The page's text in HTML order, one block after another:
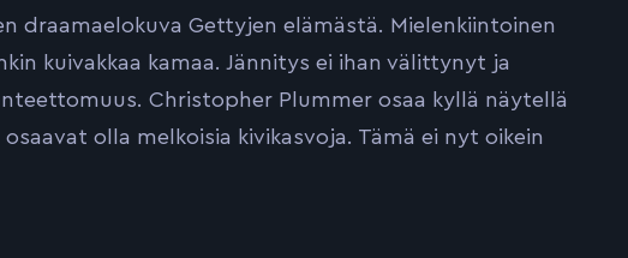
draamaelokuva Gettyjen elämästä. Mielenkiintoinen
kuivakkaa kamaa. Jännitys ei ihan välittynyt ja
Christopher Plummer osaa kyllä näytellä
olla melkoisia kivikasvoja. Tämä ei nyt oikein